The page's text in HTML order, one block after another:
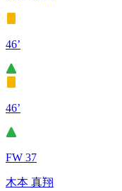
46’
46’
FW 37
木本 真翔